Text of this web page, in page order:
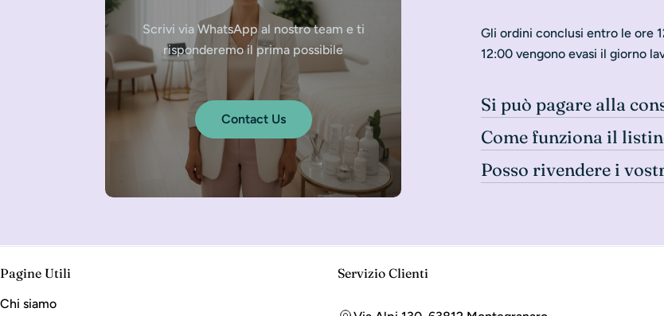
Scrivi via WhatsApp al nostro team e ti
risponderemo il prima possibile
Contact Us
Gli ordini conclusi entro le ore
12:00 vengono evasi il giorno
Si può pagare alla
Come funziona il
Posso rivendere i
Pagine Utili
Chi siamo
Servizio Clienti